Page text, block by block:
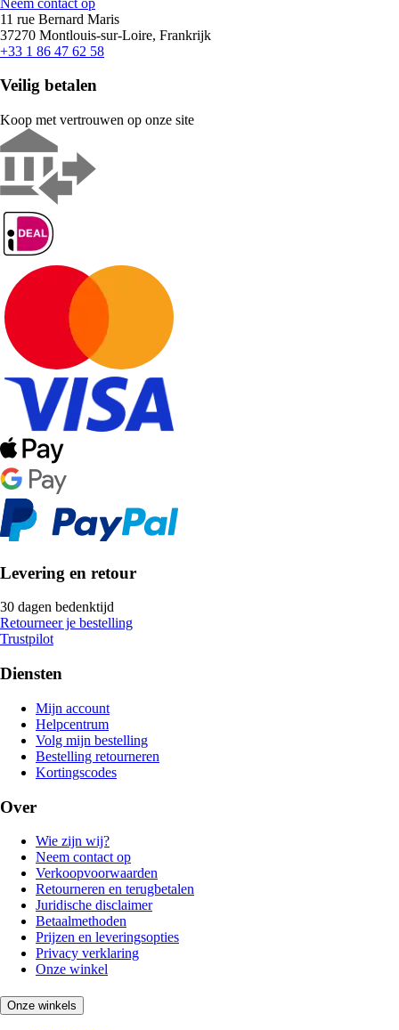
11 rue Bernard Maris
37270 Montlouis-sur-Loire, Frankrijk
+33 1 86 47 62 58
Veilig betalen
Koop met vertrouwen op onze site
Levering en retour
30 dagen bedenktijd
Retourneer je bestelling
Trustpilot
Diensten
Mijn account
Helpcentrum
Volg mijn bestelling
Bestelling retourneren
Kortingscodes
Over
Wie zijn wij?
Neem contact op
Verkoopvoorwaarden
Retourneren en terugbetalen
Juridische disclaimer
Betaalmethoden
Prijzen en leveringsopties
Privacy verklaring
Onze winkel
Onze winkels